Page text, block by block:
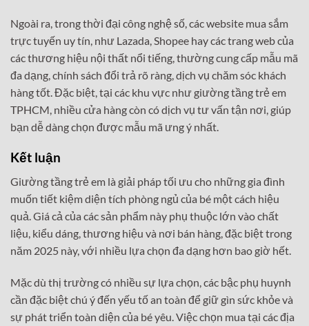
Ngoài ra, trong thời đại công nghệ số, các website mua sắm
trực tuyến uy tín, như Lazada, Shopee hay các trang web của
các thương hiệu nội thất nổi tiếng, thường cung cấp mẫu mã
đa dạng, chính sách đổi trả rõ ràng, dịch vụ chăm sóc khách
hàng tốt. Đặc biệt, tại các khu vực như giường tầng trẻ em
TPHCM, nhiều cửa hàng còn có dịch vụ tư vấn tận nơi, giúp
bạn dễ dàng chọn được mẫu mã ưng ý nhất.
Kết luận
Giường tầng trẻ em là giải pháp tối ưu cho những gia đình
muốn tiết kiệm diện tích phòng ngủ của bé một cách hiệu
quả. Giá cả của các sản phẩm này phụ thuộc lớn vào chất
liệu, kiểu dáng, thương hiệu và nơi bán hàng, đặc biệt trong
năm 2025 này, với nhiều lựa chọn đa dạng hơn bao giờ hết.
Mặc dù thị trường có nhiều sự lựa chọn, các bậc phụ huynh
cần đặc biệt chú ý đến yếu tố an toàn để giữ gìn sức khỏe và
sự phát triển toàn diện của bé yêu. Việc chọn mua tại các địa